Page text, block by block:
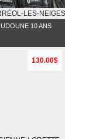
LES-NEIGES
10 ANS
130.00$